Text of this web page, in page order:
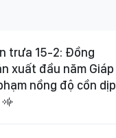
trưa 15-2: Đồng
xuất đầu năm Giáp
nồng độ cồn dịp